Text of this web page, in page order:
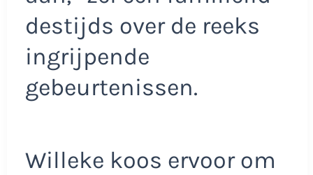
destijds over de reeks
ingrijpende
gebeurtenissen.
Willeke koos ervoor om